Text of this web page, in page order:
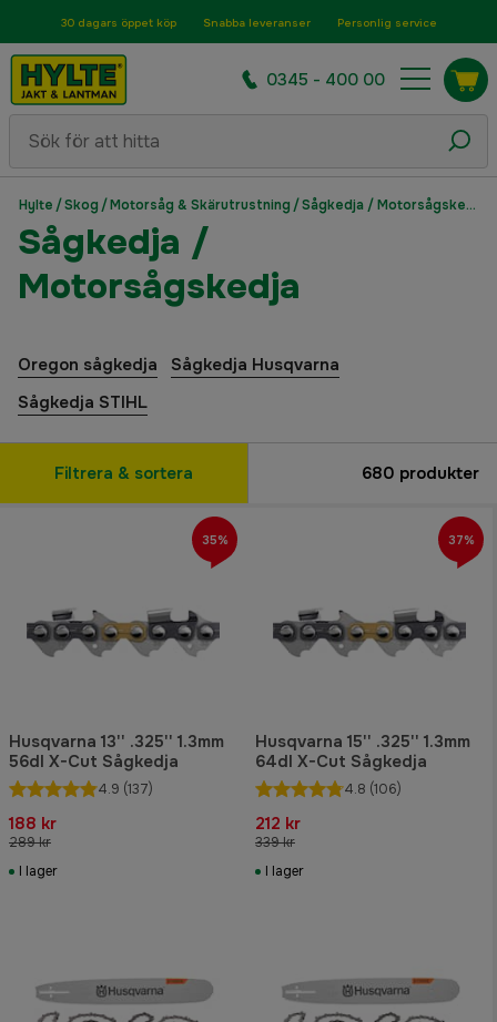
30 dagars öppet köp Snabba leveranser Personlig service
0345 - 400 00
Hylte /Skog /Motorsåg & Skärutrustning / Sågkedja / Motorsågskedja
Sågkedja /
Motorsågskedja
Oregon sågkedja
Sågkedja Husqvarna
Sågkedja STIHL
Filtrera & sortera 680 produkter
Husqvarna 13'' .325'' 1.3mm
56dl X-Cut Sågkedja
4.9 (137)
188 kr
289 kr
I lager
35%
Husqvarna 15'' .325'' 1.3mm
64dl X-Cut Sågkedja
4.8 (106)
212 kr
339 kr
I lager
37%